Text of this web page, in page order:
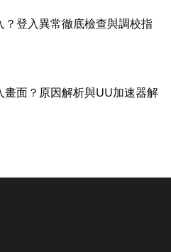
？登入異常徹底檢查與調校指
畫面？原因解析與UU加速器解